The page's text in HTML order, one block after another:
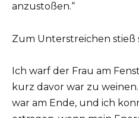
anzustoßen.“
Zum Unterstreichen stieß
Ich warf der Frau am
kurz davor war zu
war am Ende, und ich